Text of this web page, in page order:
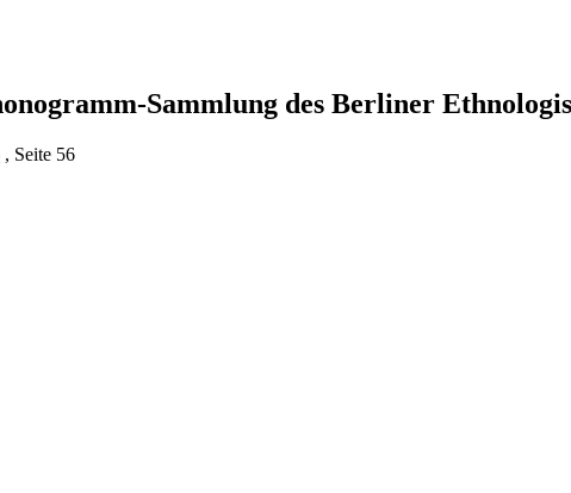
Sammlung des Berliner
, Seite 56